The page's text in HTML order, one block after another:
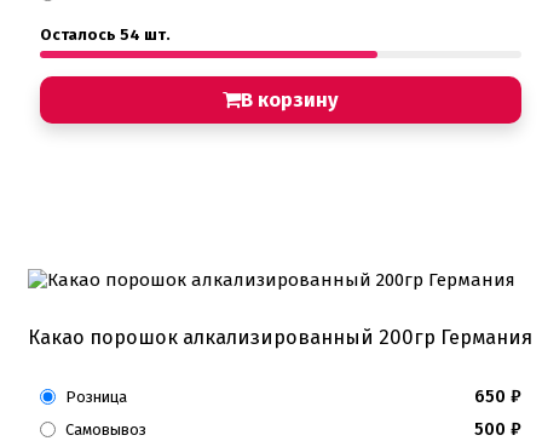
Осталось 54 шт.
В корзину
Какао порошок алкализированный 200гр Германия
Розница 650 ₽
Самовывоз 500 ₽